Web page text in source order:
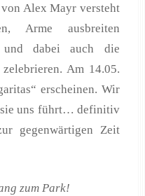
Alex Mayr versteht
Arme ausbreiten
und dabei auch die
Am 14.05.
erscheinen. Wir
sie uns führt… definitiv
gegenwärtigen Zeit
zum Park!